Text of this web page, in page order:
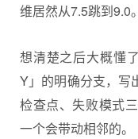
维居然从7.5跳到9.0
想清楚之后大概懂
Y」的明确分支，写
检查点、失败模式
一个会带动相邻的。